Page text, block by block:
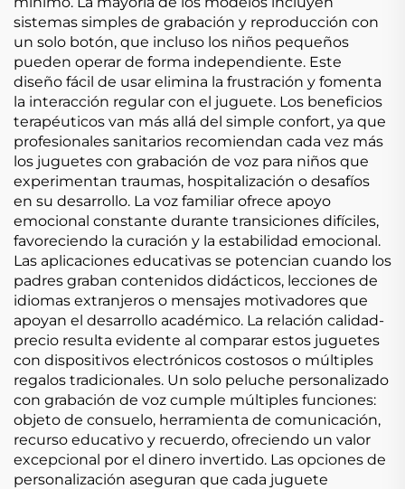
sistemas simples de grabación y reproducción con
un solo botón, que incluso los niños pequeños
pueden operar de forma independiente. Este
diseño fácil de usar elimina la frustración y fomenta
la interacción regular con el juguete. Los beneficios
terapéuticos van más allá del simple confort, ya que
profesionales sanitarios recomiendan cada vez más
los juguetes con grabación de voz para niños que
experimentan traumas, hospitalización o desafíos
en su desarrollo. La voz familiar ofrece apoyo
emocional constante durante transiciones difíciles,
favoreciendo la curación y la estabilidad emocional.
Las aplicaciones educativas se potencian cuando los
padres graban contenidos didácticos, lecciones de
idiomas extranjeros o mensajes motivadores que
apoyan el desarrollo académico. La relación calidad-
precio resulta evidente al comparar estos juguetes
con dispositivos electrónicos costosos o múltiples
regalos tradicionales. Un solo peluche personalizado
con grabación de voz cumple múltiples funciones:
objeto de consuelo, herramienta de comunicación,
recurso educativo y recuerdo, ofreciendo un valor
excepcional por el dinero invertido. Las opciones de
personalización aseguran que cada juguete